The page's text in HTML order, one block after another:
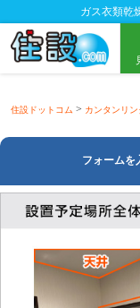
ガス衣類乾
住設ドットコム > カンタンリン
フォームを